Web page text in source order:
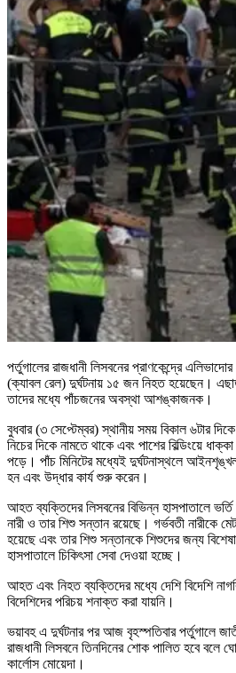
পর্তুগালের রাজধানী লিসবনের প্রাণকেন্দ্রে
(ক্যাবল রেল) দুর্ঘটনায় ১৫ জন নিহত হয়েছেন।
তাদের মধ্যে পাঁচজনের অবস্থা আশঙ্কাজনক।
বুধবার (৩ সেপ্টেম্বর) স্থানীয় সময় বিকাল ৬টার
নিচের দিকে নামতে থাকে এবং পাশের বিল্ডিংয়ে
পড়ে। পাঁচ মিনিটের মধ্যেই দুর্ঘটনাস্থলে
হন এবং উদ্ধার কার্য শুরু করেন।
আহত ব্যক্তিদের লিসবনের বিভিন্ন হাসপাতালে
নারী ও তার শিশু সন্তান রয়েছে। গর্ভবতী নারীকে
হয়েছে এবং তার শিশু সন্তানকে শিশুদের জন্য
হাসপাতালে চিকিৎসা সেবা দেওয়া হচ্ছে।
আহত এবং নিহত ব্যক্তিদের মধ্যে দেশি বিদেশি
বিদেশিদের পরিচয় শনাক্ত করা যায়নি।
ভয়াবহ এ দুর্ঘটনার পর আজ বৃহস্পতিবার পর্তুগালে
রাজধানী লিসবনে তিনদিনের শোক পালিত হবে বলে
কার্লোস মোয়েদা।